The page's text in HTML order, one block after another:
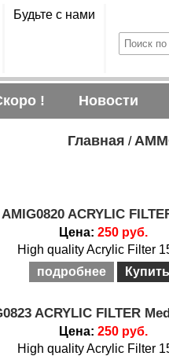
Будьте с нами
! Новости
Главная /
AMIG0820 ACRYLIC
Цена: 250 руб.
High quality Acrylic Filter
подробнее
Купить
ACRYLIC FILTER
Цена: 250 руб.
High quality Acrylic Filter